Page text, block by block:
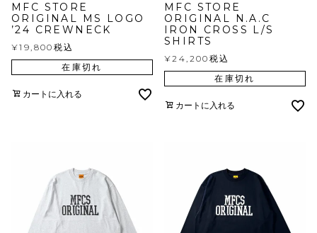
MFC STORE
ORIGINAL MS LOGO
’24 CREWNECK
¥19,800 税込
在庫切れ
カートに入れる
MFC STORE
ORIGINAL N.A.C
IRON CROSS L/S
SHIRTS
¥24,200 税込
在庫切れ
カートに入れる